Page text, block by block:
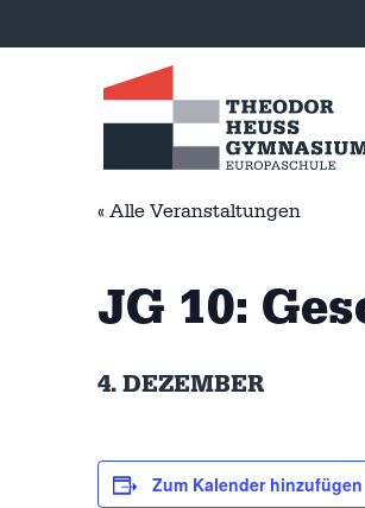
« Alle Veranstaltungen
JG 10:
4. DEZEMBER
Zum Kalender hinzufügen